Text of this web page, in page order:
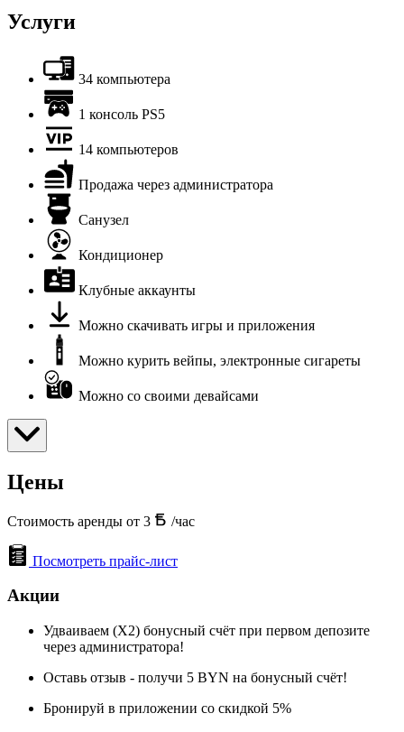
Услуги
34 компьютера
1 консоль PS5
14 компьютеров
Продажа через администратора
Санузел
Кондиционер
Клубные аккаунты
Можно скачивать игры и приложения
Можно курить вейпы, электронные сигареты
Можно со своими девайсами
Цены
Стоимость аренды от 3 /час
Посмотреть прайс-лист
Акции
Удваиваем (X2) бонусный счёт при первом депозите
через администратора!
Оставь отзыв - получи 5 BYN на бонусный счёт!
Бронируй в приложении со скидкой 5%